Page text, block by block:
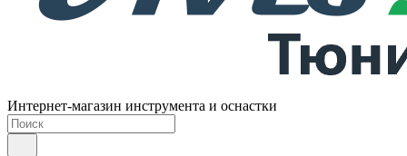
Интернет-магазин инструмента и оснастки